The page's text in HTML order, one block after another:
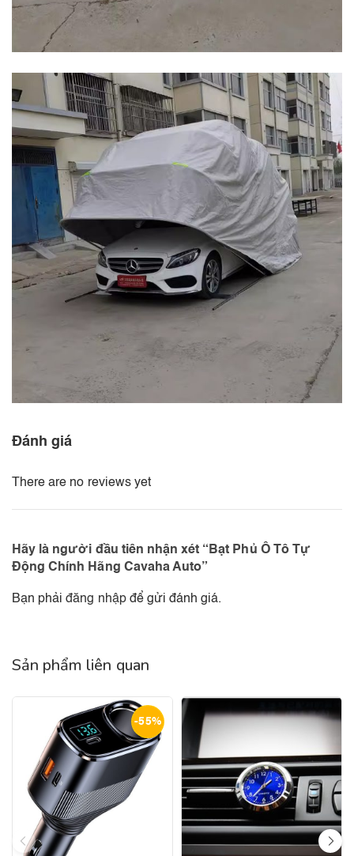
Đánh giá
There are no reviews yet
Hãy là người đầu tiên nhận xét “Bạt Phủ Ô Tô Tự
Động Chính Hãng Cavaha Auto”
Bạn phảiđăng nhậpđể gửi đánh giá.
Sản phẩm liên quan
-55%